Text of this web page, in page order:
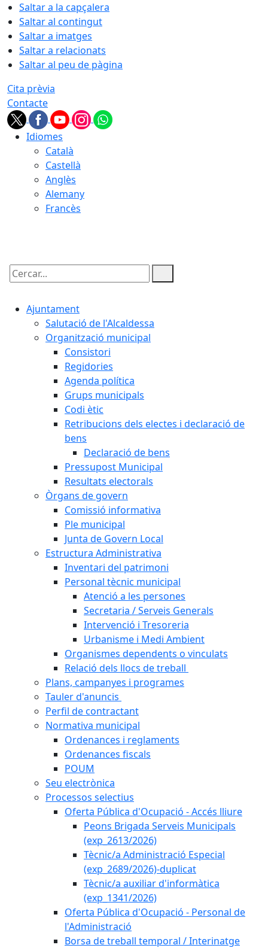
Saltar a la capçalera
Saltar al contingut
Saltar a imatges
Saltar a relacionats
Saltar al peu de pàgina
Cita prèvia
Contacte
Idiomes
Català
Castellà
Anglès
Alemany
Francès
Cercar:
Ajuntament
Salutació de l'Alcaldessa
Organització municipal
Consistori
Regidories
Agenda política
Grups municipals
Codi ètic
Retribucions dels electes i declaració de
bens
Declaració de bens
Pressupost Municipal
Resultats electorals
Òrgans de govern
Comissió informativa
Ple municipal
Junta de Govern Local
Estructura Administrativa
Inventari del patrimoni
Personal tècnic municipal
Atenció a les persones
Secretaria / Serveis Generals
Intervenció i Tresoreria
Urbanisme i Medi Ambient
Organismes dependents o vinculats
Relació dels llocs de treball
Plans, campanyes i programes
Tauler d'anuncis
Perfil de contractant
Normativa municipal
Ordenances i reglaments
Ordenances fiscals
POUM
Seu electrònica
Processos selectius
Oferta Pública d'Ocupació - Accés lliure
Peons Brigada Serveis Municipals
(exp_2613/2026)
Tècnic/a Administració Especial
(exp_2689/2026)-duplicat
Tècnic/a auxiliar d'informàtica
(exp_1341/2026)
Oferta Pública d'Ocupació - Personal de
l'Administració
Borsa de treball temporal / Interinatge